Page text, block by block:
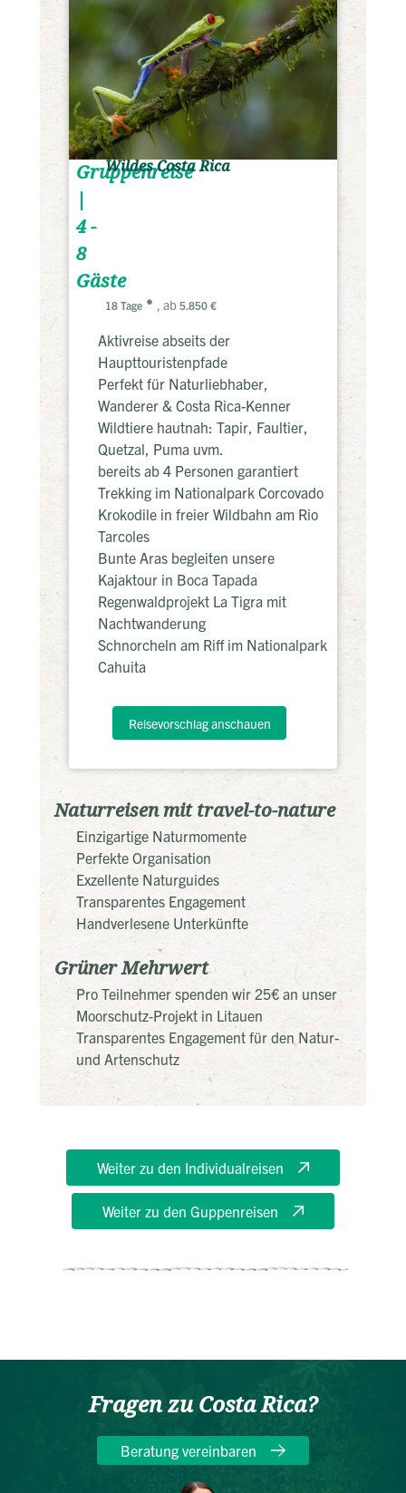
Naturreisen mit travel-to-nature
Einzigartige Naturmomente
Perfekte Organisation
Exzellente Naturguides
Transparentes Engagement
Handverlesene Unterkünfte
Grüner Mehrwert
Pro Teilnehmer spenden wir 25€ an unser
Moorschutz-Projekt in Litauen
Transparentes Engagement für den Natur-
und Artenschutz
Gruppenreise
|
4 -
8
Gäste
Wildes Costa Rica
18 Tage , ab 5.850 €
Aktivreise abseits der
Haupttouristenpfade
Perfekt für Naturliebhaber,
Wanderer & Costa Rica-Kenner
Wildtiere hautnah: Tapir, Faultier,
Quetzal, Puma uvm.
bereits ab 4 Personen garantiert
Trekking im Nationalpark Corcovado
Krokodile in freier Wildbahn am Rio
Tarcoles
Bunte Aras begleiten unsere
Kajaktour in Boca Tapada
Regenwaldprojekt La Tigra mit
Nachtwanderung
Schnorcheln am Riff im Nationalpark
Cahuita
Reisevorschlag anschauen
Weiter zu den Individualreisen
Weiter zu den Guppenreisen
Fragen zu Costa Rica?
Beratung vereinbaren